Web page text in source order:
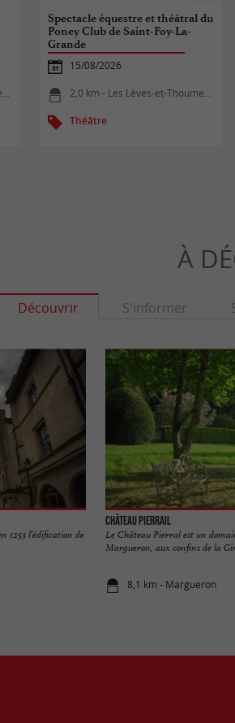
Spectacle équestre et théâtral du
Poney Club de Saint-Foy-La-
Grande
15/08/2026
2,0 km - Les Lèves-et-Thoumeyragues
Théâtre
À
Découvrir S'informer
1253 l’édification de
Château Pierrail
Le Château Pierral est un
Margueron, aux confins de la
8,1 km - Margueron